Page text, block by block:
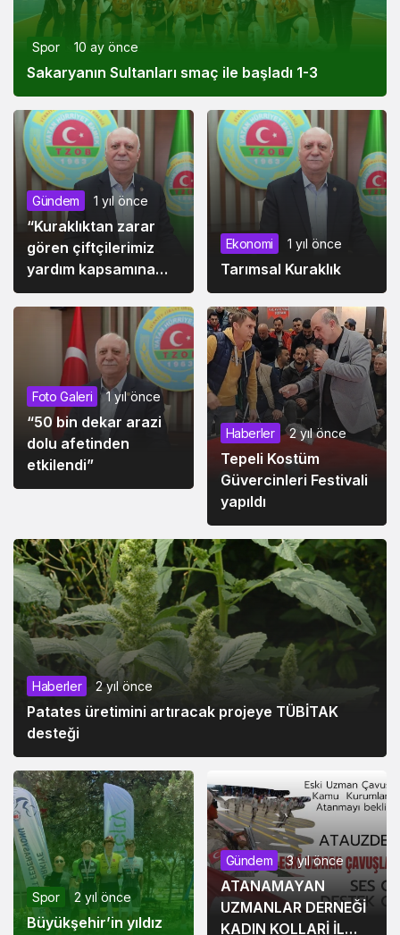
Spor 10 ay önce
Sakaryanın Sultanları smaç ile başladı 1-3
Gündem 1 yıl önce
“Kuraklıktan zarar
gören çiftçilerimiz
yardım kapsamına
alınmalıdır”
Ekonomi 1 yıl önce
Tarımsal Kuraklık
Foto Galeri 1 yıl önce
“50 bin dekar arazi
dolu afetinden
etkilendi”
Haberler 2 yıl önce
Tepeli Kostüm
Güvercinleri Festivali
yapıldı
Haberler 2 yıl önce
Patates üretimini artıracak projeye TÜBİTAK
desteği
Spor 2 yıl önce
Büyükşehir’in yıldız
Gündem 3 yıl önce
ATANAMAYAN
UZMANLAR DERNEĞİ
KADIN KOLLARİ İL